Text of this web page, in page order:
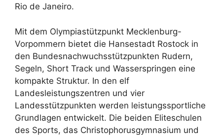
Rio de Janeiro.
Mit dem Olympiastützpunkt Mecklenburg-
Vorpommern bietet die Hansestadt Rostock in
den Bundesnachwuchsstützpunkten Rudern,
Segeln, Short Track und Wasserspringen eine
kompakte Struktur. In den elf
Landesleistungszentren und vier
Landesstützpunkten werden leistungssportliche
Grundlagen entwickelt. Die beiden Eliteschulen
des Sports, das Christophorusgymnasium und